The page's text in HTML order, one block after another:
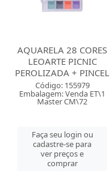
AQUARELA 28 CORES
LEOARTE PICNIC
PEROLIZADA + PINCEL
Código: 155979
Embalagem: Venda ET\1
Master CM\72
Faça seu login ou
cadastre-se para
ver preços e
comprar